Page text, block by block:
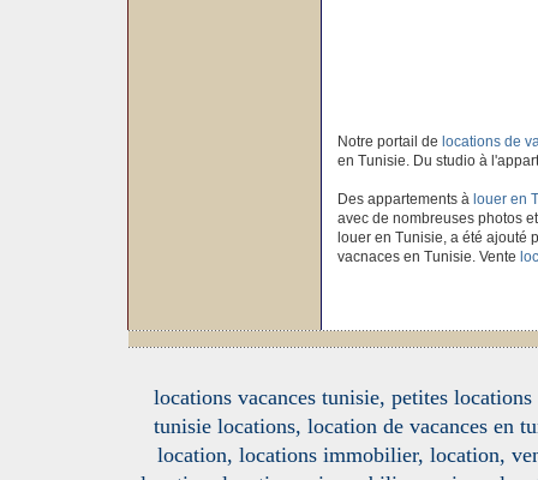
Notre portail de locations de
en Tunisie. Du studio à
Des appartements à louer en
avec de nombreuses photos
louer en Tunisie, a été ajouté
vacnaces en Tunisie. Vente
locations vacances tunisie, petites
tunisie locations, location de vacances en
location, locations immobilier, location,